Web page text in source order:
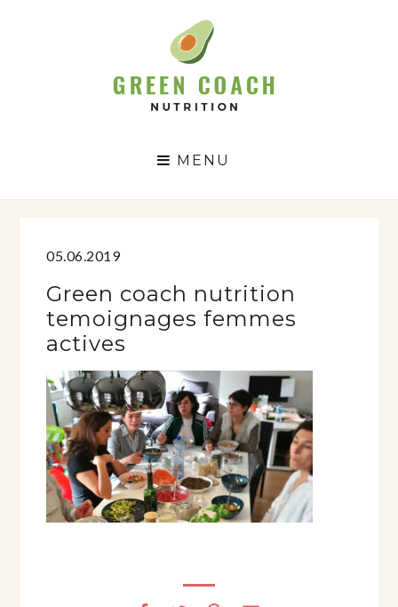
GCN
MENU
05.06.2019
Green coach nutrition
temoignages femmes
actives